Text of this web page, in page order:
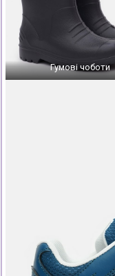
Гумові чоботи